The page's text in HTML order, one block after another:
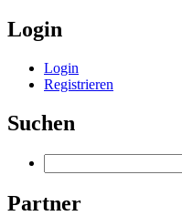
Login
Login
Registrieren
Suchen
Partner